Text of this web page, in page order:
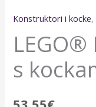
Konstruktori i kocke,
s